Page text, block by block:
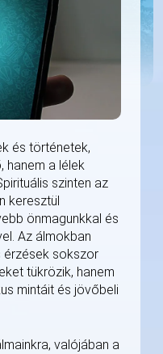
és történetek,
hanem a lélek
szinten az
keresztül
önmagunkkal és
Az álmokban
érzések sokszor
tükrözik, hanem
mintáit és jövőbeli
valójában a